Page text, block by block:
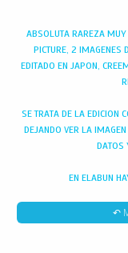
ABSOLUTA RAREZA MUY
PICTURE, 2 IMAGENES
EDITADO EN JAPON,
SE TRATA DE LA EDICION
DEJANDO VER LA
DATOS
EN ELABUN
TODA UNA GRAN PIEZA
↶